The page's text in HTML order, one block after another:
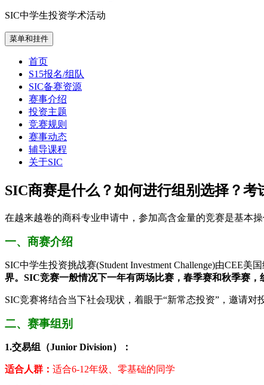
SIC中学生投资学术活动
菜单和挂件
首页
S15报名/组队
SIC备赛资源
赛事介绍
投资主题
竞赛规则
赛事动态
辅导课程
关于SIC
SIC商赛是什么？如何进行组别选择？考
在越来越卷的商科专业申请中，参加高含金量的竞赛是基本
一、商赛介绍
SIC中学生投资挑战赛(Student Investment Challenge)由CEE
界。SIC竞赛一般情况下一年有两场比赛，春季赛和秋季赛，
SIC竞赛将结合当下社会现状，着眼于“新常态投资”，邀请
二、赛事组别
1.交易组（Junior Division）：
适合人群： 适合6-12年级、零基础的同学